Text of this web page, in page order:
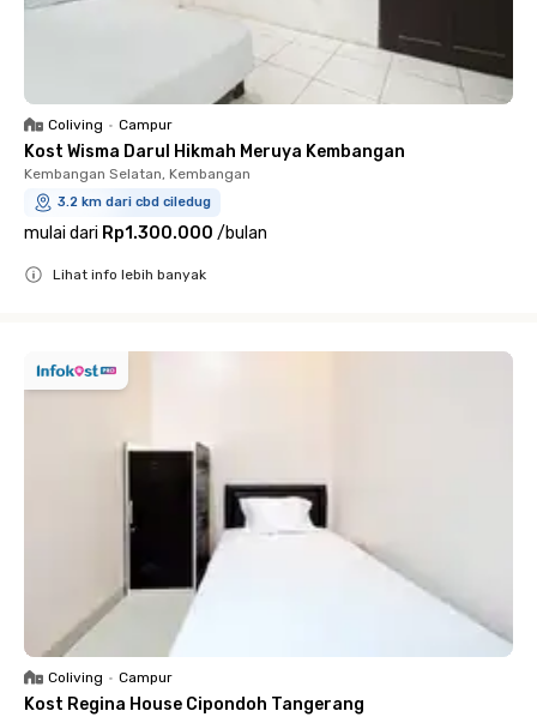
Coliving • Campur
Kost Wisma Darul Hikmah Meruya Kembangan
Kembangan Selatan, Kembangan
3.2 km dari cbd ciledug
mulai dari Rp1.300.000 /bulan
Lihat info lebih banyak
Coliving • Campur
Kost Regina House Cipondoh Tangerang